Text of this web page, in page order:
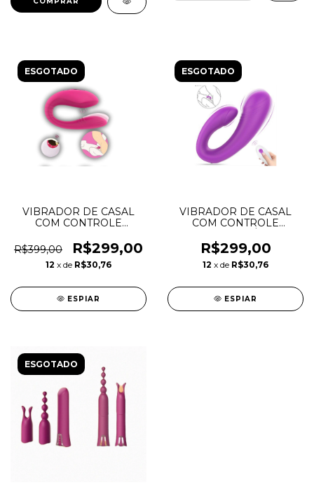
ESGOTADO
VIBRADOR DE CASAL
COM CONTROLE
PULSAÇÃO
R$399,00 R$299,00
12 x de R$30,76
ESPIAR
ESGOTADO
VIBRADOR DE CASAL
COM CONTROLE
R$299,00
12 x de R$30,76
ESPIAR
ESGOTADO